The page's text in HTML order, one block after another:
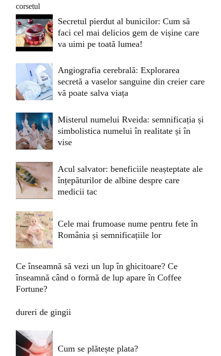
Secretul pierdut al bunicilor: Cum să
faci cel mai delicios gem de vișine care
va uimi pe toată lumea!
Angiografia cerebrală: Explorarea
secretă a vaselor sanguine din creier care
vă poate salva viața
Misterul numelui Rveida: semnificația și
simbolistica numelui în realitate și în
vise
Acul salvator: beneficiile neașteptate ale
înțepăturilor de albine despre care
medicii tac
Cele mai frumoase nume pentru fete în
România și semnificațiile lor
Ce înseamnă să vezi un lup în ghicitoare? Ce
înseamnă când o formă de lup apare în Coffee
Fortune?
dureri de gingii
Cum se plătește plata?